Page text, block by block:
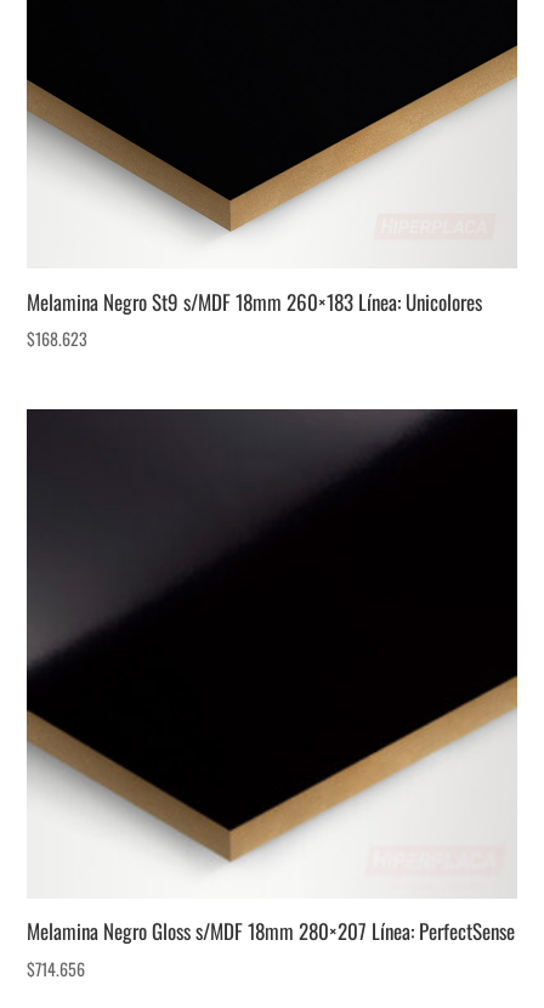
Melamina Negro St9 s/MDF 18mm 260×183 Línea: Unicolores
$168.623
Melamina Negro Gloss s/MDF 18mm 280×207 Línea: PerfectSense
$714.656